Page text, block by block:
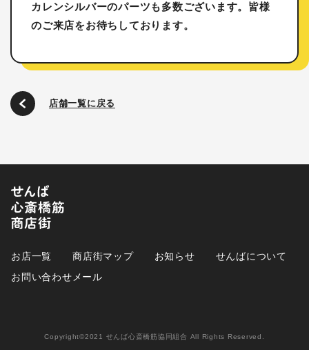
カレンシルバーのパーツも多数ございます。皆様
のご来店をお待ちしております。
店舗一覧に戻る
お店一覧 商店街マップ お知らせ
せんばについて
お問い合わせメール
Copyright©2021 せんば心斎橋筋協同組合 All Rights Reserved.